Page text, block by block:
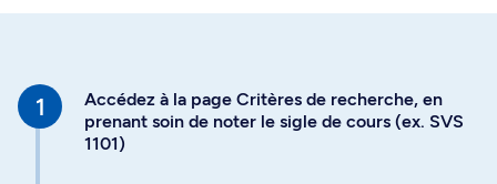
Accédez à la page Critères de recherche, en
prenant soin de noter le sigle de cours (ex. SVS
1101)